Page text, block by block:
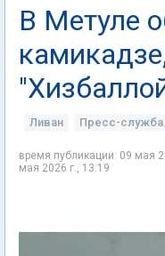
В Метуле
Ливан Пресс-
время публикации: 09 мая
мая 2026 г., 13:19